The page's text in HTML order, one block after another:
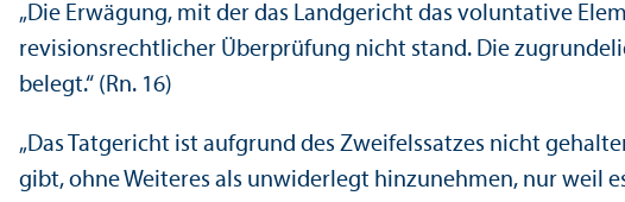
„Die Erwägung, mit der das Landgericht das voluntative
revisionsrechtlicher Über­prüfung nicht stand. Die
belegt.“ (Rn. 16)
„Das Tatgericht ist aufgrund des Zweifelssatzes nicht
gibt, ohne Weiteres als unwiderlegt hinzunehmen, nur weil